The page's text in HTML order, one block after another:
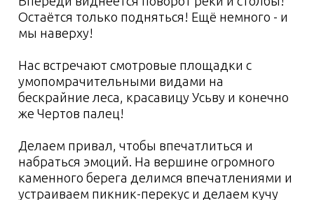
оставляем вещи в гостинице и с желающими
отправляемся в жаркую баньку погреться,
выпить ароматного чая, поделиться
впечатлениями от прожитого дня и ещё
Общий трекинг за день пешком 10 км
налегке, на микроавтобусе 240 км
этнопарк истории реки
Чусовой, мастер-класс по
кузнечному ремеслу